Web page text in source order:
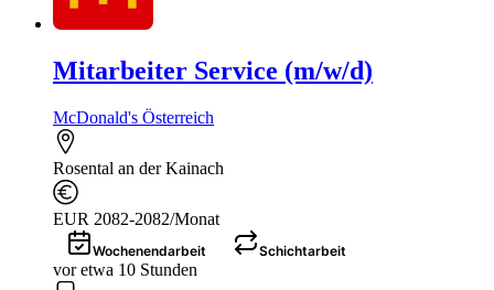
Mitarbeiter Service (m/w/d)
McDonald's Österreich
Rosental an der Kainach
EUR 2082-2082/Monat
Wochenendarbeit Schichtarbeit
vor etwa 10 Stunden